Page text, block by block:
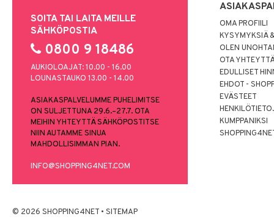
SOITA TAI LAITA MEILLE
SÄHKÖPOSTIA
0800 9 18486
AUKIOLOAJAT: 10.00 - 16.00
LOUNASTAUKO 13.00 - 14.00
ASIAKASPALVELUMME PUHELIMITSE
ON SULJETTUNA 29.6.–27.7. OTA
MEIHIN YHTEYTTÄ SÄHKÖPOSTITSE
NIIN AUTAMME SINUA
MAHDOLLISIMMAN PIAN.
INFO@SHOPPING4NET.COM
OMA PROFIILI
KYSYMYKSIÄ
OLEN
OTA
EDULLISET
EHDOT -
EVÄSTEET
KUMPPANIKSI
© 2026 SHOPPING4NET • SITEMAP